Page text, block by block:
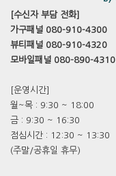
[수신자 부담 전화]
가구패널 080-910-4300
뷰티패널 080-910-4320
모바일패널 080-890-4310
[운영시간]
월~목 : 9:30 ~ 18:00
금 : 9:30 ~ 16:30
점심시간 : 12:30 ~ 13:30
(주말/공휴일 휴무)